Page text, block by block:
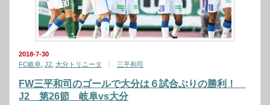
2018-7-30
FC岐阜 J2 大分トリニータ 三平和司
FW三平和司のゴールで大分は６試合ぶりの勝利！
J2 第26節 岐阜vs大分